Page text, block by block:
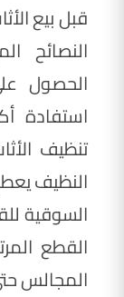
قبل بيع
النصائح
الحصول
استفادة
تنظيف
النظيف
السوقية
القطع
المجالس